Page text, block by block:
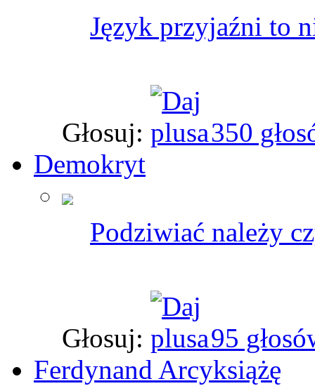
Język przyjaźni to
Głosuj:
350
Demokryt
Podziwiać należy
Głosuj:
95
Ferdynand Arcyksiążę